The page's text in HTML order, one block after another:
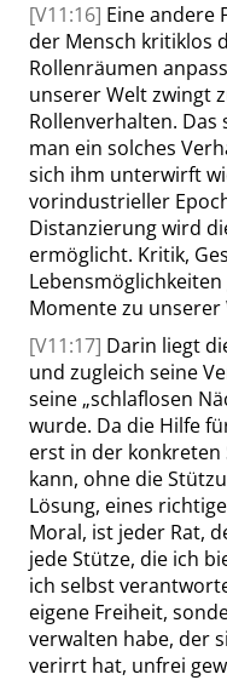
[V11:16] Eine andere
der Mensch kritiklos
Rollenräumen
unserer Welt zwingt
Rollenverhalten.
man ein solches
sich ihm unterwirft
vorindustrieller
Distanzierung wird
ermöglicht. Kritik,
Momente zu unserer
[V11:17] Darin liegt
und zugleich seine
seine „schlaflosen
wurde. Da die Hilfe
erst in der
kann, ohne die
Lösung, eines
Moral, ist jeder Rat,
jede Stütze, die ich
ich selbst
eigene Freiheit,
verwalten habe, der
verirrt hat, unfrei